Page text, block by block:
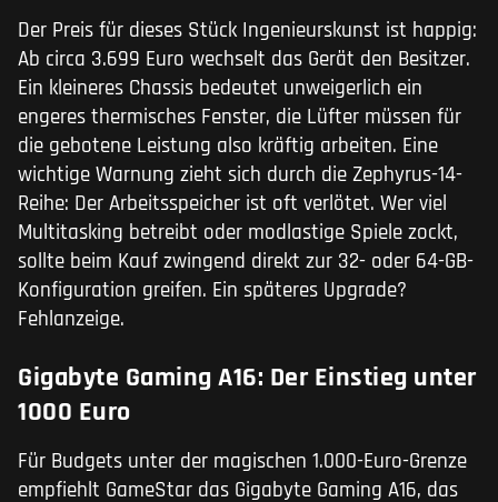
Der Preis für dieses Stück Ingenieurskunst ist happig:
Ab circa 3.699 Euro wechselt das Gerät den Besitzer.
Ein kleineres Chassis bedeutet unweigerlich ein
engeres thermisches Fenster, die Lüfter müssen für
die gebotene Leistung also kräftig arbeiten. Eine
wichtige Warnung zieht sich durch die Zephyrus-14-
Reihe: Der Arbeitsspeicher ist oft verlötet. Wer viel
Multitasking betreibt oder modlastige Spiele zockt,
sollte beim Kauf zwingend direkt zur 32- oder 64-GB-
Konfiguration greifen. Ein späteres Upgrade?
Fehlanzeige.
Gigabyte Gaming A16: Der Einstieg unter
1000 Euro
Für Budgets unter der magischen 1.000-Euro-Grenze
empfiehlt GameStar das Gigabyte Gaming A16, das